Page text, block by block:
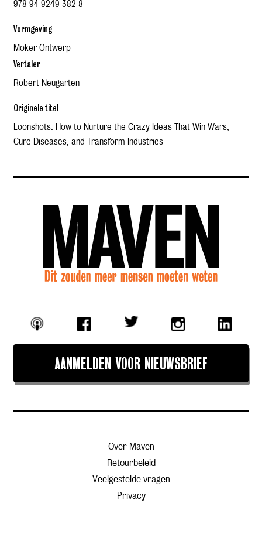
978 94 9249 382 8
Vormgeving
Moker Ontwerp
Vertaler
Robert Neugarten
Originele titel
Loonshots: How to Nurture the Crazy Ideas That Win Wars,
Cure Diseases, and Transform Industries
AANMELDEN VOOR NIEUWSBRIEF
Over Maven
Retourbeleid
Veelgestelde vragen
Privacy